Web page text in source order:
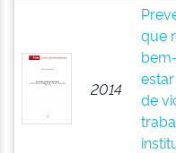
2014
que
de